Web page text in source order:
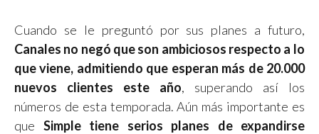
Cuando se le preguntó por sus planes a futuro,
Canales no negó que son ambiciosos respecto a lo
que viene, admitiendo que esperan más de 20.000
nuevos clientes este año, superando así los
números de esta temporada. Aún más importante es
que Simple tiene serios planes de expandirse